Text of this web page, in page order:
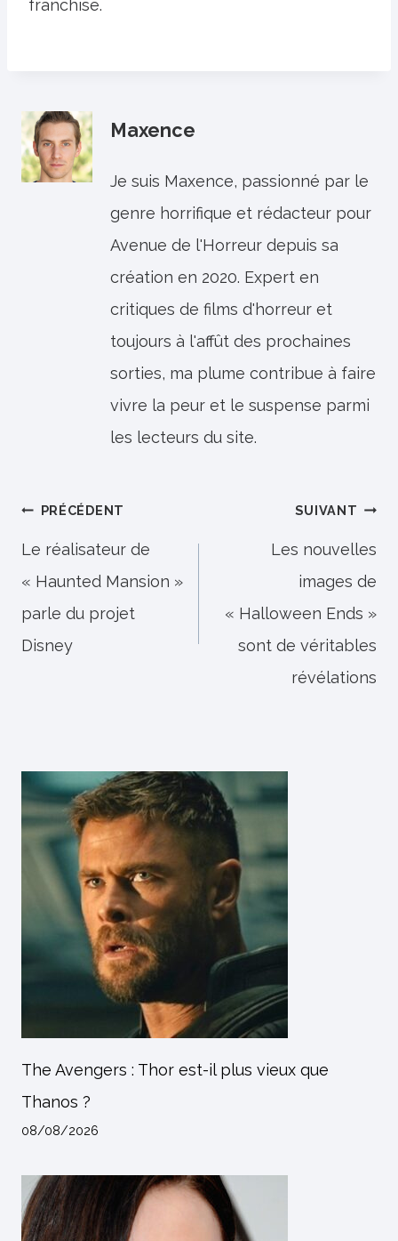
franchise.
Maxence
Je suis Maxence, passionné par le
genre horrifique et rédacteur pour
Avenue de l'Horreur depuis sa
création en 2020. Expert en
critiques de films d'horreur et
toujours à l'affût des prochaines
sorties, ma plume contribue à faire
vivre la peur et le suspense parmi
les lecteurs du site.
Navigation
de
l’article
PRÉCÉDENT
Le réalisateur de
« Haunted Mansion »
parle du projet
Disney
SUIVANT
Les nouvelles
images de
« Halloween Ends »
sont de véritables
révélations
The Avengers : Thor est-il plus vieux que
Thanos ?
08/08/2026